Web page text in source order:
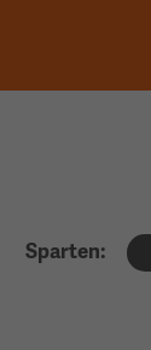
Sparten: